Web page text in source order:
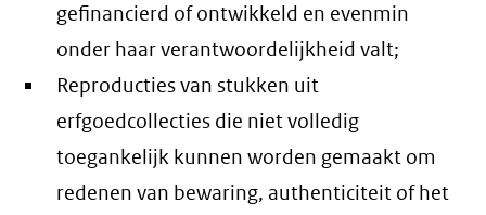
gefinancierd of ontwikkeld en evenmin
onder haar verantwoordelijkheid valt;
Reproducties van stukken uit
erfgoedcollecties die niet volledig
toegankelijk kunnen worden gemaakt om
redenen van bewaring, authenticiteit of het